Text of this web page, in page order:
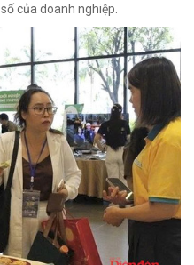
của doanh nghiệp.